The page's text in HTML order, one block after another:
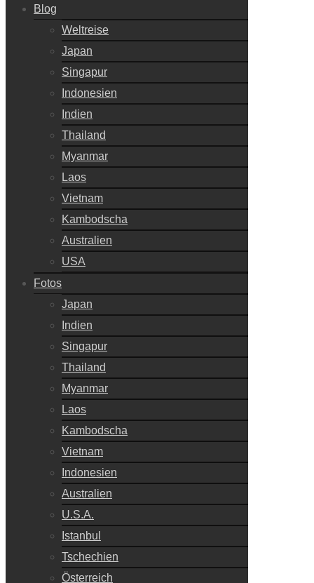
Blog
Weltreise
Japan
Singapur
Indonesien
Indien
Thailand
Myanmar
Laos
Vietnam
Kambodscha
Australien
USA
Fotos
Japan
Indien
Singapur
Thailand
Myanmar
Laos
Kambodscha
Vietnam
Indonesien
Australien
U.S.A.
Istanbul
Tschechien
Österreich